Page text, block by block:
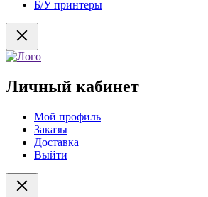
Б/У принтеры
Личный кабинет
Мой профиль
Заказы
Доставка
Выйти